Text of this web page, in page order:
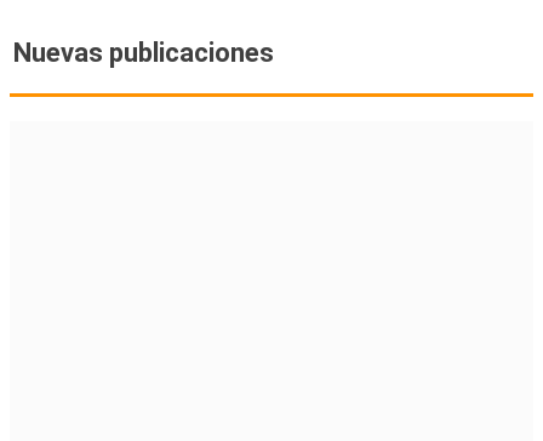
Nuevas publicaciones